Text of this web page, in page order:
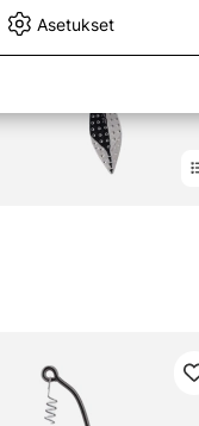
Asetukset